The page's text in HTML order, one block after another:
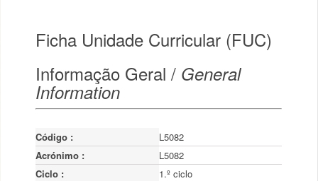
Ficha Unidade Curricular (FUC)
Informação Geral / General
Information
Código :
L5082
Acrónimo :
L5082
Ciclo :
1.º ciclo